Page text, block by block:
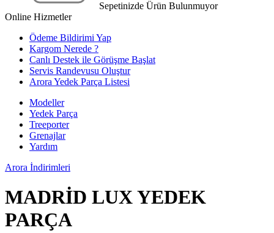
Sepetinizde Ürün Bulunmuyor
Online Hizmetler
Ödeme Bildirimi Yap
Kargom Nerede ?
Canlı Destek ile Görüşme Başlat
Servis Randevusu Oluştur
Arora Yedek Parça Listesi
Modeller
Yedek Parça
Treeporter
Grenajlar
Yardım
Arora İndirimleri
MADRİD LUX YEDEK
PARÇA